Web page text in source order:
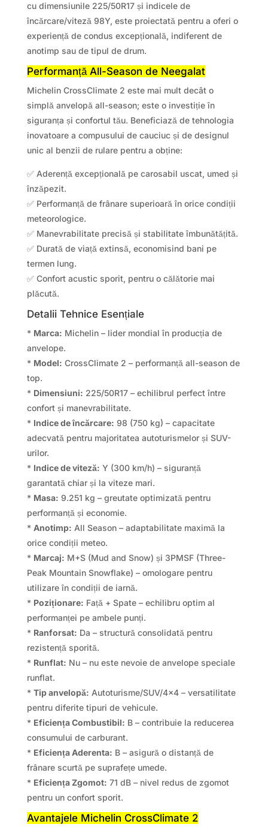
cu dimensiunile 225/50R17 și indicele de
încărcare/viteză 98Y, este proiectată pentru a oferi o
experiență de condus excepțională, indiferent de
anotimp sau de tipul de drum.
Performanță All-Season de Neegalat
Michelin CrossClimate 2 este mai mult decât o
simplă anvelopă all-season; este o investiție în
siguranța și confortul tău. Beneficiază de tehnologia
inovatoare a compusului de cauciuc și de designul
unic al benzii de rulare pentru a obține:
✅ Aderență excepțională pe carosabil uscat, umed și
înzăpezit.
✅ Performanță de frânare superioară în orice condiții
meteorologice.
✅ Manevrabilitate precisă și stabilitate îmbunătățită.
✅ Durată de viață extinsă, economisind bani pe
termen lung.
✅ Confort acustic sporit, pentru o călătorie mai
plăcută.
Detalii Tehnice Esențiale
* Marca: Michelin – lider mondial în producția de
anvelope.
* Model: CrossClimate 2 – performanță all-season de
top.
* Dimensiuni: 225/50R17 – echilibrul perfect între
confort și manevrabilitate.
* Indice de încărcare: 98 (750 kg) – capacitate
adecvată pentru majoritatea autoturismelor și SUV-
urilor.
* Indice de viteză: Y (300 km/h) – siguranță
garantată chiar și la viteze mari.
* Masa: 9.251 kg – greutate optimizată pentru
performanță și economie.
* Anotimp: All Season – adaptabilitate maximă la
orice condiții meteo.
* Marcaj: M+S (Mud and Snow) și 3PMSF (Three-
Peak Mountain Snowflake) – omologare pentru
utilizare în condiții de iarnă.
* Poziționare: Față + Spate – echilibru optim al
performanței pe ambele punți.
* Ranforsat: Da – structură consolidată pentru
rezistență sporită.
* Runflat: Nu – nu este nevoie de anvelope speciale
runflat.
* Tip anvelopă: Autoturisme/SUV/4×4 – versatilitate
pentru diferite tipuri de vehicule.
* Eficiența Combustibil: B – contribuie la reducerea
consumului de carburant.
* Eficiența Aderenta: B – asigură o distanță de
frânare scurtă pe suprafețe umede.
* Eficiența Zgomot: 71 dB – nivel redus de zgomot
pentru un confort sporit.
Avantajele Michelin CrossClimate 2